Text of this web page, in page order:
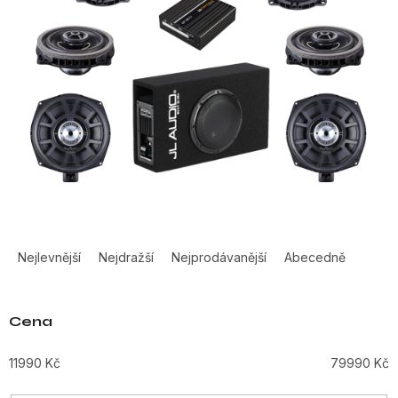
a
n
í
r
o
Nejlevnější Nejdražší Nejprodávanější Abecedně
Cena
11990 Kč 79990 Kč